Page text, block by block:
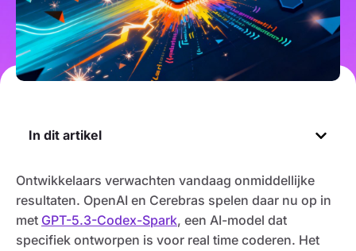
Ontwikkelaars verwachten vandaag onmiddellijke
resultaten. OpenAI en Cerebras spelen daar nu op in
met GPT-5.3-Codex-Spark, een AI-model dat
specifiek ontworpen is voor real time coderen. Het
In dit artikel